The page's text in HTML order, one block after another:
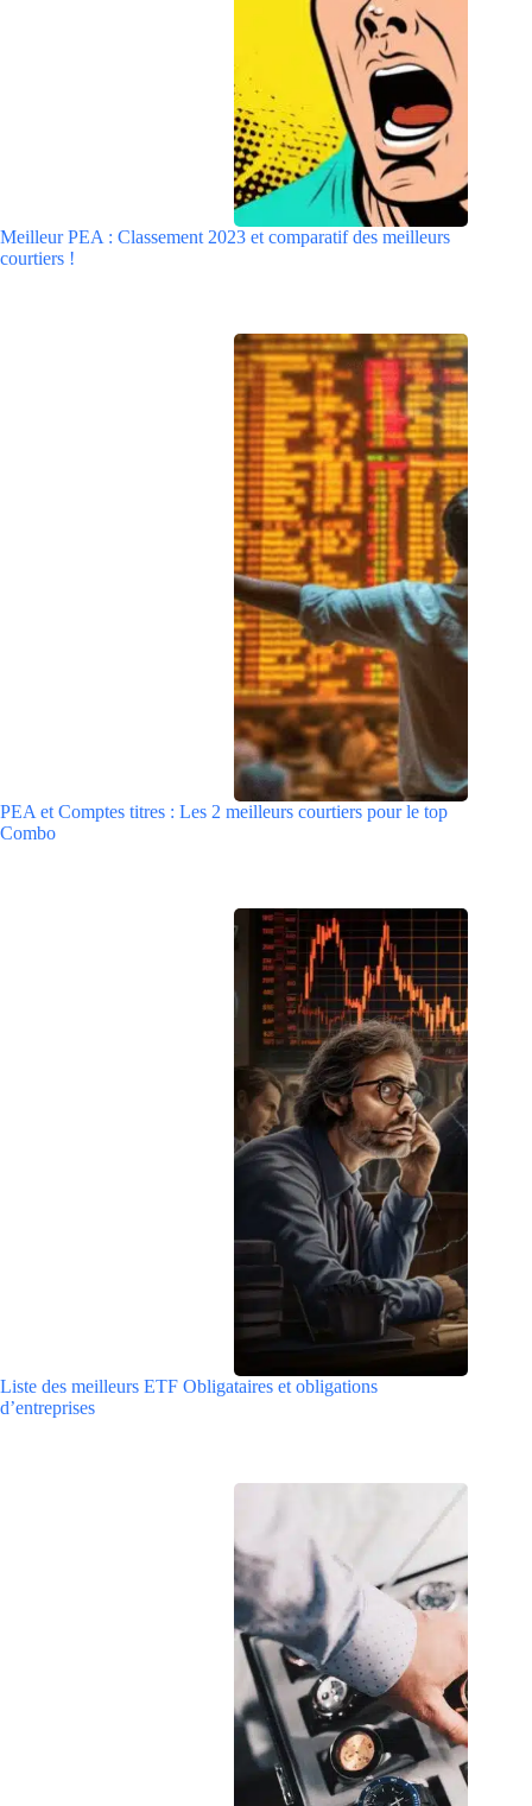
Meilleur PEA : Classement 2023 et comparatif des meilleurs
courtiers !
PEA et Comptes titres : Les 2 meilleurs courtiers pour le top
Combo
Liste des meilleurs ETF Obligataires et obligations
d’entreprises